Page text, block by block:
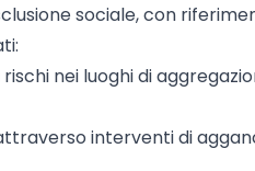
sociale, con
nei luoghi di
interventi di